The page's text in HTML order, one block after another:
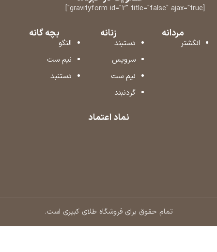
[gravityform id="2" title="false" ajax="true"]
مردانه
انگشتر
زنانه
دستبند
سرویس
نیم ست
گردنبند
بچه گانه
النگو
نیم ست
دستنبد
نماد اعتماد
تمام حقوق برای فروشگاه طلای کبیری است.